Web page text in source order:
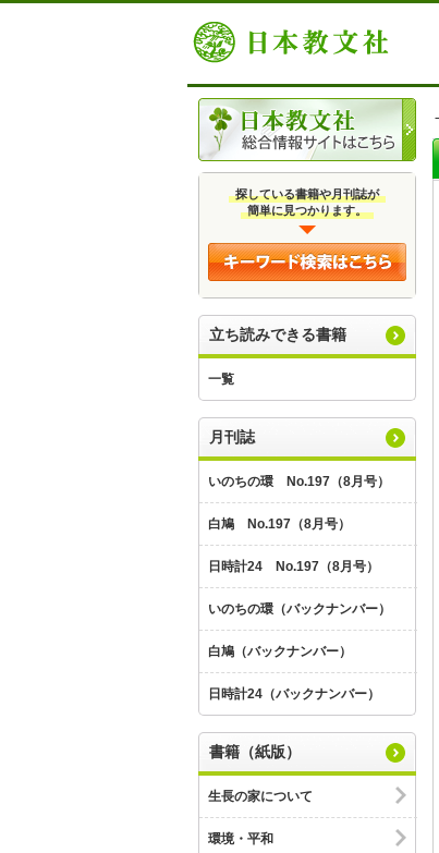
探している書籍や月刊誌が
簡単に見つかります。
立ち読みできる書籍
一覧
月刊誌
いのちの環 No.197（8月号）
白鳩 No.197（8月号）
日時計24 No.197（8月号）
いのちの環（バックナンバー）
白鳩（バックナンバー）
日時計24（バックナンバー）
書籍（紙版）
生長の家について
環境・平和